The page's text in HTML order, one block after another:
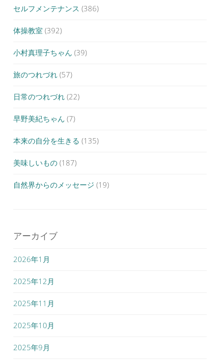
セルフメンテナンス (386)
体操教室 (392)
小村真理子ちゃん (39)
旅のつれづれ (57)
日常のつれづれ (22)
早野美紀ちゃん (7)
本来の自分を生きる (135)
美味しいもの (187)
自然界からのメッセージ (19)
アーカイブ
2026年1月
2025年12月
2025年11月
2025年10月
2025年9月